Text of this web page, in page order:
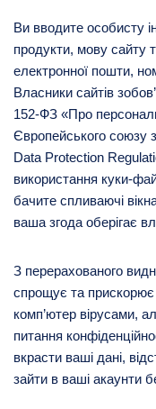
Ви вводите особисту
продукти, мову сайту
електронної пошти,
Власники сайтів
152-ФЗ «Про
Європейського союзу
Data Protection
використання куки-
бачите спливаючі
ваша згода оберігає
З перерахованого
спрощує та
комп’ютер вірусами,
питання
вкрасти ваші дані,
зайти в ваші акаунти